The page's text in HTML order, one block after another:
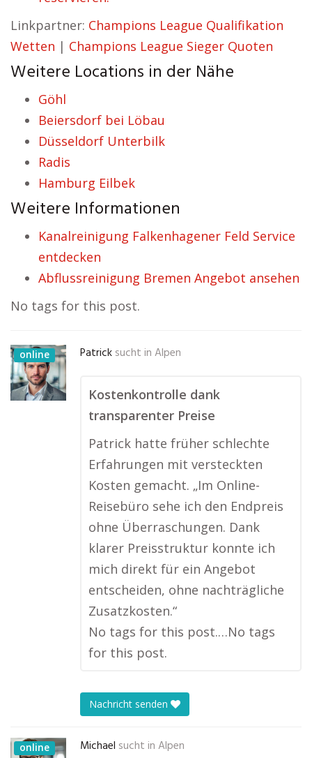
Linkpartner: Champions League Qualifikation
Wetten | Champions League Sieger Quoten
Weitere Locations in der Nähe
Göhl
Beiersdorf bei Löbau
Düsseldorf Unterbilk
Radis
Hamburg Eilbek
Weitere Informationen
Kanalreinigung Falkenhagener Feld Service
entdecken
Abflussreinigung Bremen Angebot ansehen
No tags for this post.
online Patrick sucht in Alpen
Kostenkontrolle dank
transparenter Preise
Patrick hatte früher schlechte
Erfahrungen mit versteckten
Kosten gemacht. „Im Online-
Reisebüro sehe ich den Endpreis
ohne Überraschungen. Dank
klarer Preisstruktur konnte ich
mich direkt für ein Angebot
entscheiden, ohne nachträgliche
Zusatzkosten.“
No tags for this post.…No tags
for this post.
Nachricht senden
online Michael sucht in Alpen